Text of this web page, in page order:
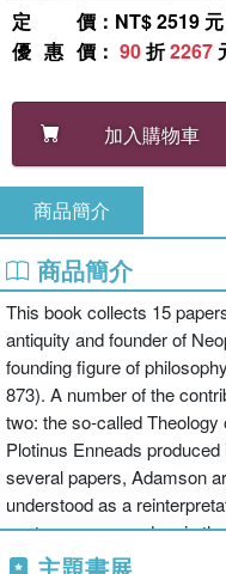
定價 ：NT$ 2519 元
優惠價 ： 90折2267
加入購物車
商品簡介
商品簡介
This book collects 15
antiquity and founder of
founding figure of
873). A number of the
two: the so-called
Plotinus Enneads
several papers, Adamson
understood as a
contemporary readers in
contributions also analyze